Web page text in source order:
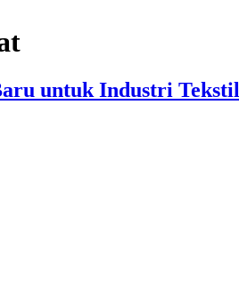
untuk Industri Tekstil